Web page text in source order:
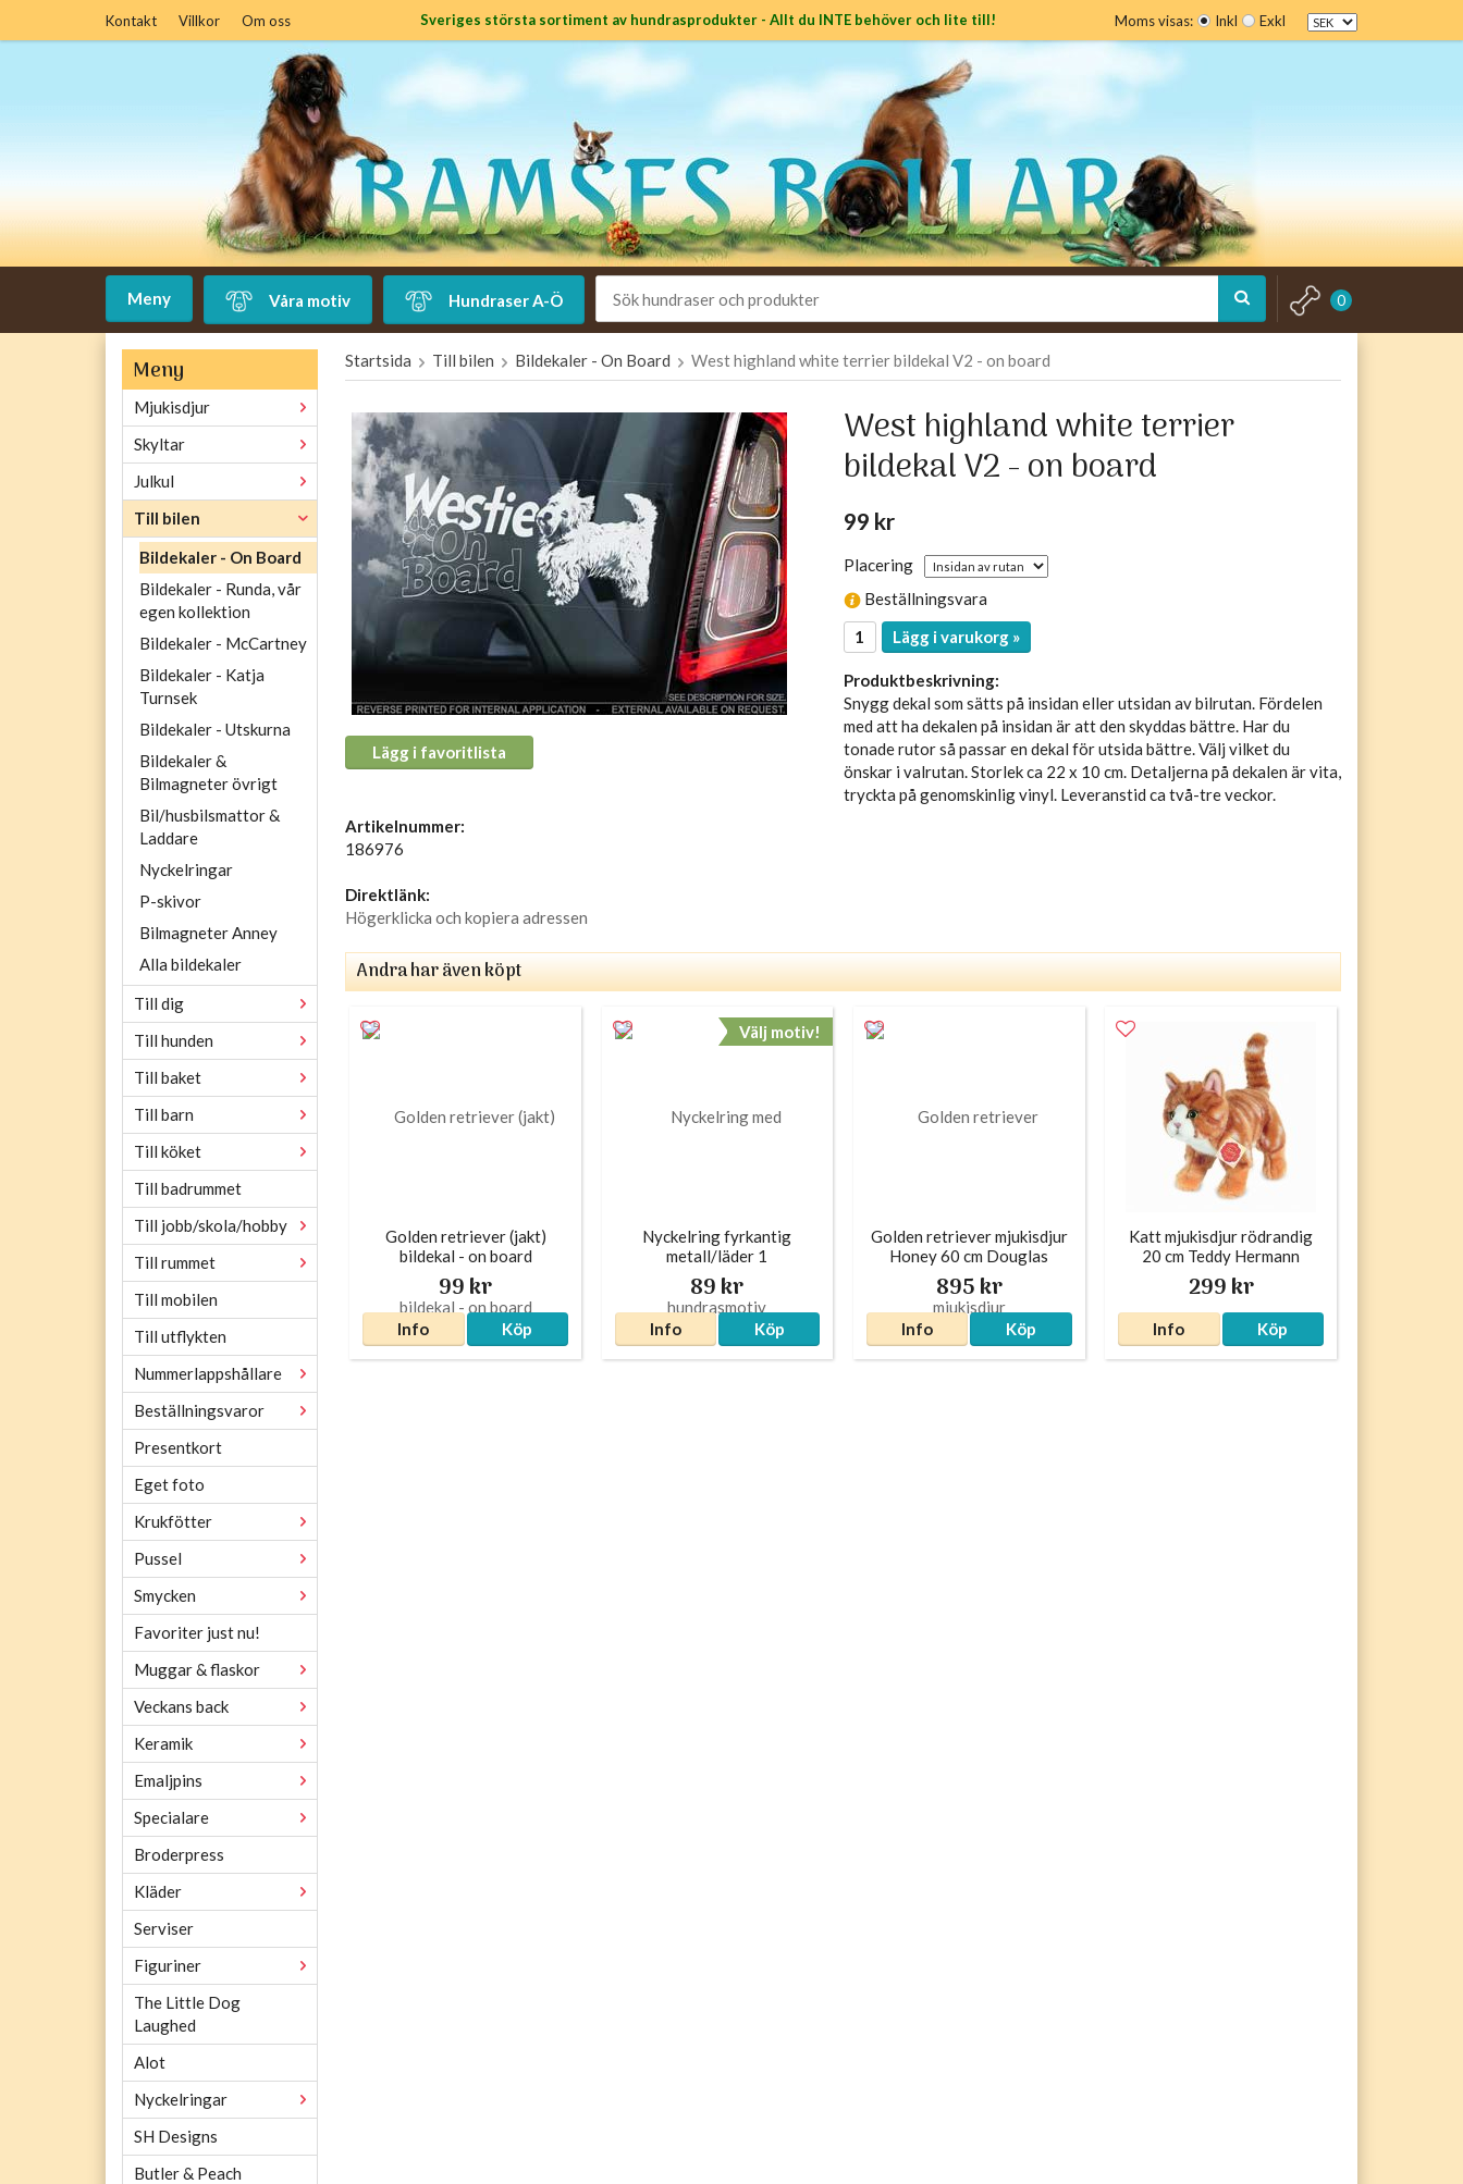
Kontakt Villkor Om oss Moms visas: Inkl Exkl
Sveriges största sortiment av hundrasprodukter - Allt du INTE behöver och lite till!
Meny Våra motiv Hundraser A-Ö 0
Meny
Mjukisdjur
Skyltar
Julkul
Till bilen
Bildekaler - On Board
Bildekaler - Runda, vår
egen kollektion
Bildekaler - McCartney
Bildekaler - Katja
Turnsek
Bildekaler - Utskurna
Bildekaler &
Bilmagneter övrigt
Bil/husbilsmattor &
Laddare
Nyckelringar
P-skivor
Bilmagneter Anney
Alla bildekaler
Till dig
Till hunden
Till baket
Till barn
Till köket
Till badrummet
Till jobb/skola/hobby
Till rummet
Till mobilen
Till utflykten
Nummerlappshållare
Beställningsvaror
Presentkort
Eget foto
Krukfötter
Pussel
Smycken
Favoriter just nu!
Muggar & flaskor
Veckans back
Keramik
Emaljpins
Specialare
Broderpress
Kläder
Serviser
Figuriner
The Little Dog
Laughed
Alot
Nyckelringar
SH Designs
Butler & Peach
Startsida Till bilen Bildekaler - On Board West highland white terrier bildekal V2 - on board
West highland white terrier
bildekal V2 - on board
99 kr
Placering
Beställningsvara
Lägg i varukorg »
Produktbeskrivning:
Snygg dekal som sätts på insidan eller utsidan av bilrutan. Fördelen
med att ha dekalen på insidan är att den skyddas bättre. Har du
tonade rutor så passar en dekal för utsida bättre. Välj vilket du
önskar i valrutan. Storlek ca 22 x 10 cm. Detaljerna på dekalen är vita,
tryckta på genomskinlig vinyl. Leveranstid ca två-tre veckor.
Lägg i favoritlista
Artikelnummer:
186976
Direktlänk:
Högerklicka och kopiera adressen
Andra har även köpt
Golden retriever (jakt)
bildekal - on board
99 kr
Info Köp
Välj motiv!
Nyckelring fyrkantig
metall/läder 1
89 kr
Info Köp
Golden retriever mjukisdjur
Honey 60 cm Douglas
895 kr
Info Köp
Katt mjukisdjur rödrandig
20 cm Teddy Hermann
299 kr
Info Köp